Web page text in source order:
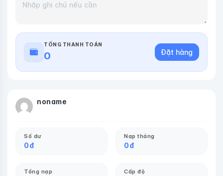
TỔNG THANH TOÁN
0 Đặt hàng
noname
Số dư
0đ
Nạp tháng
0đ
Tổng nạp Cấp độ